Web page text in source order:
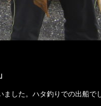
ました。ハタ釣りでの出船